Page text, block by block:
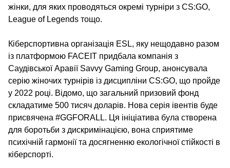
жінки, для яких проводяться окремі турніри з CS:GO,
League of Legends тощо.
Кіберспортивна організація ESL, яку нещодавно разом
із платформою FACEIT придбала компанія з
Саудівської Аравії Savvy Gaming Group, анонсувала
серію жіночих турнірів із дисципліни CS:GO, що пройде
у 2022 році. Відомо, що загальний призовий фонд
складатиме 500 тисяч доларів. Нова серія івентів буде
присвячена #GGFORALL. Ця ініціатива була створена
для боротьби з дискримінацією, вона сприятиме
психічній гармонії та досягненню екологічної стійкості в
кіберспорті.